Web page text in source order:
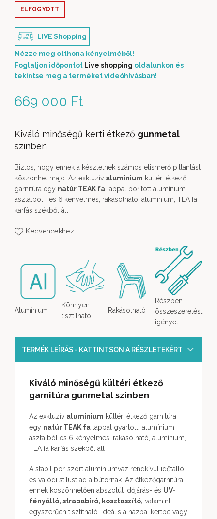
669 000 Ft
ELFOGYOTT
LIVE Shopping
Nézze meg otthona kényelméből!
Foglaljon időpontot Live shopping oldalunkon és
tekintse meg a terméket videóhívásban!
Kiváló minőségű kerti étkező gunmetal
színben
Biztos, hogy ennek a készletnek számos elismerő pillantást
köszönhet majd. Az exkluzív alumínium kültéri étkező
garnitúra egy natúr TEAK fa lappal borított alumínium
asztalból és 6 kényelmes, rakásólható, alumínium, TEA fa
karfás székből áll.
Kedvencekhez
Alumínium
Könnyen
tisztítható
Rakásolható
Részben
összeszerelést
igényel
TERMÉK LEÍRÁS - KATTINTSON A RÉSZLETEKÉRT
Kiváló minőségű kültéri étkező
garnitúra gunmetal színben
Az exkluzív alumínium kültéri étkező garnitúra
egy natúr TEAK fa lappal gyártott alumínium
asztalból és 6 kényelmes, rakásólható, alumínium,
TEA fa karfás székből áll
A stabil por-szórt alumíniumváz rendkívül időtálló
és valódi stílust ad a bútornak. Az étkezőgarnitúra
ennek köszönhetően abszolút időjárás- és UV-
fényálló, strapabíró, kosztaszító, valamint
egyszerűen tisztítható. Ideális a házba, kertbe vagy